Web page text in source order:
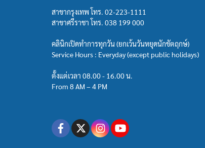
สาขากรุงเทพ โทร. 02-223-1111
สาขาศรีราชา โทร. 038 199 000
คลินิกเปิดทำการทุกวัน (ยกเว้นวันหยุดนักขัตฤกษ์)
Service Hours : Everyday (except public holidays)
ตั้งแต่เวลา 08.00 - 16.00 น.
From 8 AM – 4 PM